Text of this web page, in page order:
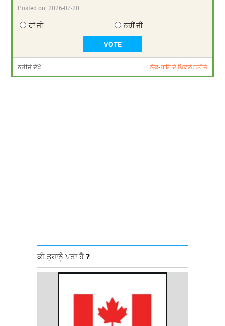
Posted on:2026-07-20
ਹਾਂ ਜੀ ਨਹੀਂ ਜੀ
ਨਤੀਜੇ ਦੇਖੋ ਲੋਕ-ਰਾਇ ਦੇ ਪਿਛਲੇ ਨਤੀਜੇ
ਕੀ ਤੁਹਾਨੂੰ ਪਤਾ ਹੈ ?